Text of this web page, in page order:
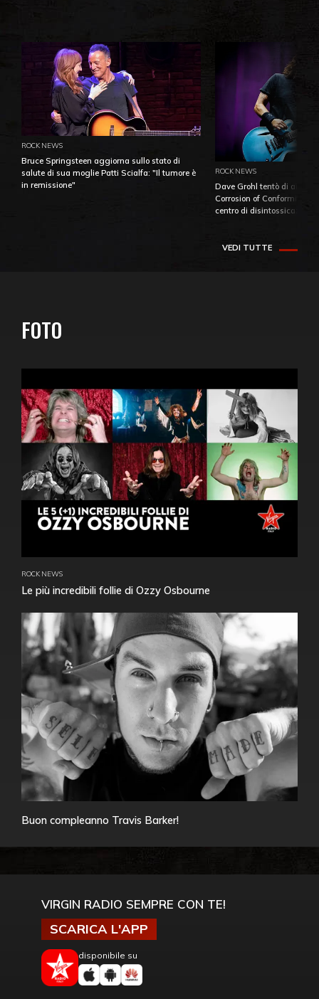
ROCK NEWS
Bruce Springsteen aggiorna sullo stato di
salute di sua moglie Patti Scialfa: "Il tumore è
in remissione"
ROCK NEWS
Dave Grohl tentò di
Corrosion of Conformity
centro di
VEDI TUTTE
FOTO
ROCK NEWS
Le più incredibili follie di Ozzy Osbourne
Buon compleanno Travis Barker!
VIRGIN RADIO SEMPRE CON TE!
SCARICA L'APP
disponibile su